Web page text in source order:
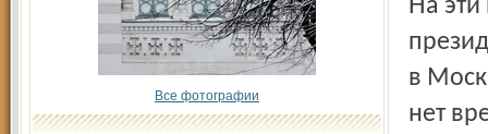
Все фотографии
На эти и другие вопросы, наверное, мог бы ответить
в
нет